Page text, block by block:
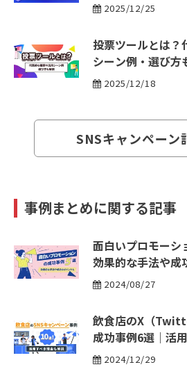
2025/12/25
投票ツールとは？
シーン例・選び方
2025/12/18
SNSキャンペーン
事例まとめに関する記事
面白いプロモーシ
効果的な手法や成
2024/08/27
飲食店のX（
成功事例6選｜活
2024/12/29